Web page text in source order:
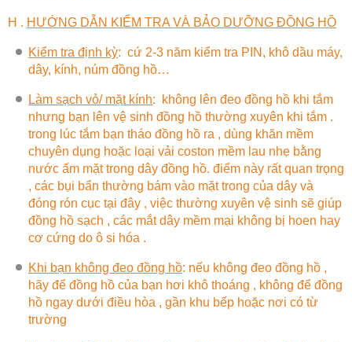
H . HƯỚNG DẪN KIỂM TRA VÀ BẢO DƯỠNG ĐỒNG HỒ
Kiểm tra định kỳ: cứ 2-3 năm kiểm tra PIN, khô dầu máy,
dây, kính, núm đồng hồ…
Làm sạch vỏ/ mặt kính:
không lên đeo đồng hồ khi tắm
nhưng bạn lên vệ sinh đồng hồ thường xuyên khi tắm .
trong lúc tắm bạn tháo đồng hồ ra , dùng khăn mềm
chuyên dụng hoặc loại vải coston mềm lau nhẹ bằng
nước ấm mặt trong dây đồng hồ. điểm này rất quan trọng
, các bụi bẩn thường bám vào mặt trong của dây và
đóng rón cục tại đây , việc thường xuyên vệ sinh sẽ giúp
đồng hồ sạch , các mắt dây mềm mại không bị hoen hay
cơ cứng do ô si hóa .
Khi bạn không đeo đồng hồ: nếu không đeo đồng hồ ,
hãy để đồng hồ của bạn hơi khô thoáng , không để đồng
hồ ngay dưới điều hòa , gần khu bếp hoặc nơi có từ
trường